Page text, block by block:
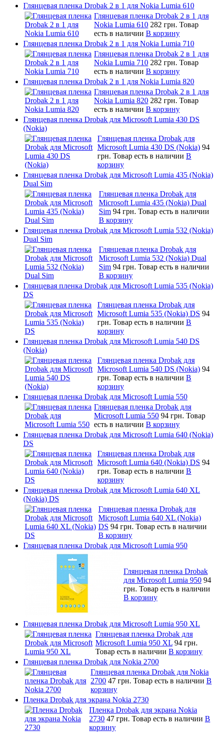
Глянцевая пленка Drobak 2 в 1 для Nokia Lumia 610
Глянцевая пленка Drobak 2 в 1 для
Nokia Lumia 610 282 грн. Товар
есть в наличии В корзину
Глянцевая пленка Drobak 2 в 1 для Nokia Lumia 710
Глянцевая пленка Drobak 2 в 1 для
Nokia Lumia 710 282 грн. Товар
есть в наличии В корзину
Глянцевая пленка Drobak 2 в 1 для Nokia Lumia 820
Глянцевая пленка Drobak 2 в 1 для
Nokia Lumia 820 282 грн. Товар
есть в наличии В корзину
Глянцевая пленка Drobak для Microsoft Lumia 430 DS
(Nokia)
Глянцевая пленка Drobak для
Microsoft Lumia 430 DS (Nokia) 94
грн. Товар есть в наличии В
корзину
Глянцевая пленка Drobak для Microsoft Lumia 435 (Nokia)
Dual Sim
Глянцевая пленка Drobak для
Microsoft Lumia 435 (Nokia) Dual
Sim 94 грн. Товар есть в наличии
В корзину
Глянцевая пленка Drobak для Microsoft Lumia 532 (Nokia)
Dual Sim
Глянцевая пленка Drobak для
Microsoft Lumia 532 (Nokia) Dual
Sim 94 грн. Товар есть в наличии
В корзину
Глянцевая пленка Drobak для Microsoft Lumia 535 (Nokia)
DS
Глянцевая пленка Drobak для
Microsoft Lumia 535 (Nokia) DS 94
грн. Товар есть в наличии В
корзину
Глянцевая пленка Drobak для Microsoft Lumia 540 DS
(Nokia)
Глянцевая пленка Drobak для
Microsoft Lumia 540 DS (Nokia) 94
грн. Товар есть в наличии В
корзину
Глянцевая пленка Drobak для Microsoft Lumia 550
Глянцевая пленка Drobak для
Microsoft Lumia 550 94 грн. Товар
есть в наличии В корзину
Глянцевая пленка Drobak для Microsoft Lumia 640 (Nokia)
DS
Глянцевая пленка Drobak для
Microsoft Lumia 640 (Nokia) DS 94
грн. Товар есть в наличии В
корзину
Глянцевая пленка Drobak для Microsoft Lumia 640 XL
(Nokia) DS
Глянцевая пленка Drobak для
Microsoft Lumia 640 XL (Nokia)
DS 94 грн. Товар есть в наличии
В корзину
Глянцевая пленка Drobak для Microsoft Lumia 950
Глянцевая пленка Drobak
для Microsoft Lumia 950 94
грн. Товар есть в наличии
В корзину
Глянцевая пленка Drobak для Microsoft Lumia 950 XL
Глянцевая пленка Drobak для
Microsoft Lumia 950 XL 94 грн.
Товар есть в наличии В корзину
Глянцевая пленка Drobak для Nokia 2700
Глянцевая пленка Drobak для Nokia
2700 47 грн. Товар есть в наличии В
корзину
Пленка Drobak для экрана Nokia 2730
Пленка Drobak для экрана Nokia
2730 47 грн. Товар есть в наличии В
корзину